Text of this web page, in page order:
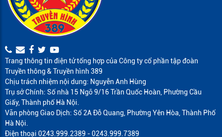
Trang thông tin điện tử tổng hợp của Công ty cổ phần tập đoàn
Truyền thông & Truyền hình 389
Chịu trách nhiệm nội dung: Nguyễn Anh Hùng
Trụ sở Chính: Số nhà 15 Ngõ 9/16 Trần Quốc Hoàn, Phường Cầu
Giấy, Thành phố Hà Nội.
Văn phòng Giao Dịch: Số 2A Đỗ Quang, Phường Yên Hòa, Thành Phố
Hà Nội.
Điện thoại 0243.999.2389 - 0243.999.7389